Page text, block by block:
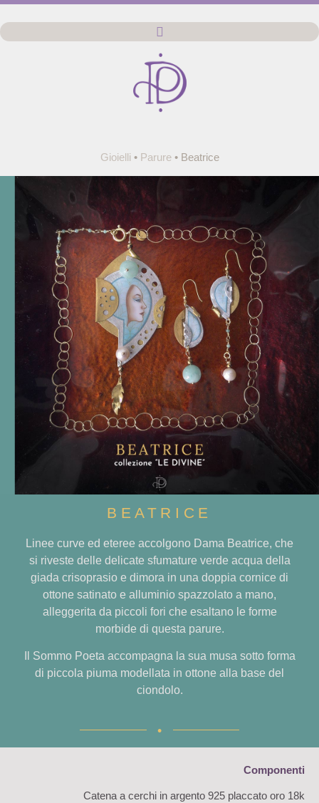
Gioielli • Parure• Beatrice
BEATRICE
Linee curve ed eteree accolgono Dama Beatrice, che
si riveste delle delicate sfumature verde acqua della
giada crisoprasio e dimora in una doppia cornice di
ottone satinato e alluminio spazzolato a mano,
alleggerita da piccoli fori che esaltano le forme
morbide di questa parure.
Il Sommo Poeta accompagna la sua musa sotto forma
di piccola piuma modellata in ottone alla base del
ciondolo.
•
Componenti
Catena a cerchi in argento 925 placcato oro 18k